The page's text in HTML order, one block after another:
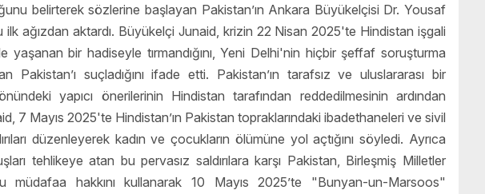
belirterek sözlerine başlayan Pakistan’ın Ankara Büyükelçisi Dr. Yousaf
ağızdan aktardı. Büyükelçi Junaid, krizin 22 Nisan 2025'te Hindistan işgali
yaşanan bir hadiseyle tırmandığını, Yeni Delhi'nin hiçbir şeffaf soruşturma
suçladığını ifade etti. Pakistan’ın tarafsız ve uluslararası bir
yapıcı önerilerinin Hindistan tarafından reddedilmesinin ardından
7 Mayıs 2025'te Hindistan’ın Pakistan topraklarındaki ibadethaneleri ve sivil
düzenleyerek kadın ve çocukların ölümüne yol açtığını söyledi. Ayrıca
tehlikeye atan bu pervasız saldırılara karşı Pakistan, Birleşmiş Milletler
müdafaa hakkını kullanarak 10 Mayıs 2025’te "Bunyan-un-Marsoos"